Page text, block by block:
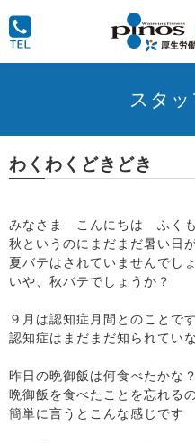
スタ
わくわくどきどき
みなさま こんにちは ふくも
秋というのにまだまだ暑い日
夏バテはされていませんでし
いや、秋バテでしょうか？
９月は認知症月間とのことで
認知症はまだまだ知られてい
昨日の晩御飯は何食べたかな
晩御飯を食べたことを忘れる
簡単に言うとこんな感じです